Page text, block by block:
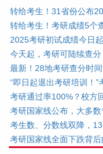
转给考生！31省份公布
转给考生！考研成绩5个
2025考研初试成绩今日
今天起，考研可陆续查
最新！28地考研查分时间
“即日起退出考研培训！
考研通过率100%？校方
考研国家线公布，大多
考生数、分数线双降，
考研国家线全面下跌背